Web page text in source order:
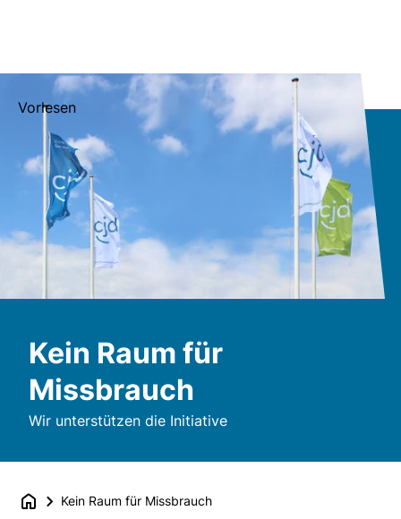
Vorlesen
Kein Raum für
Missbrauch
Wir unterstützen die Initiative
Kein Raum für Missbrauch